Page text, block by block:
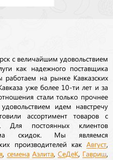
с величайшим удовольствием
как надежного поставщика
на рынке Кавказских
уже более 10-ти лет и за
стали только прочнее
идем навстречу
ассортимент товаров с
Для постоянных клиентов
скидок. Мы являемся
производителей как Август
семена Аэлита, СеДеК Гавриш